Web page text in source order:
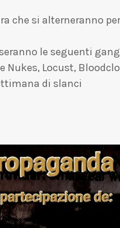
che si alterneranno
le seguenti
Nukes, Locust,
di slanci